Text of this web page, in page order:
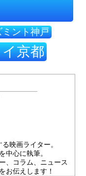
ント神戸
京都
映画ライター。
中心に執筆。
、コラム、ニュース
お伝えします！